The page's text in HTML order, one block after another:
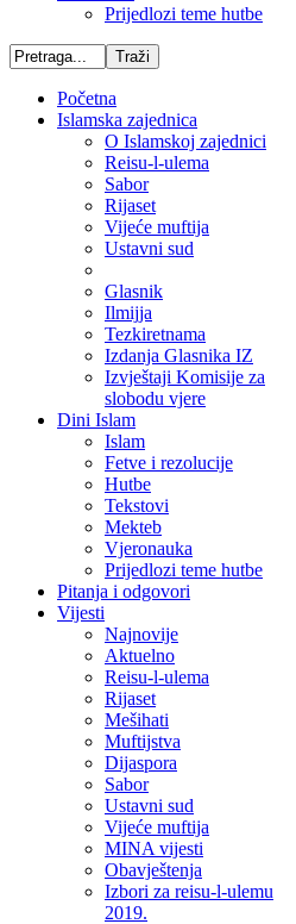
Prijedlozi teme hutbe
Početna
Islamska zajednica
O Islamskoj zajednici
Reisu-l-ulema
Sabor
Rijaset
Vijeće muftija
Ustavni sud
Glasnik
Ilmijja
Tezkiretnama
Izdanja Glasnika IZ
Izvještaji Komisije za
slobodu vjere
Dini Islam
Islam
Fetve i rezolucije
Hutbe
Tekstovi
Mekteb
Vjeronauka
Prijedlozi teme hutbe
Pitanja i odgovori
Vijesti
Najnovije
Aktuelno
Reisu-l-ulema
Rijaset
Mešihati
Muftijstva
Dijaspora
Sabor
Ustavni sud
Vijeće muftija
MINA vijesti
Obavještenja
Izbori za reisu-l-ulemu
2019.